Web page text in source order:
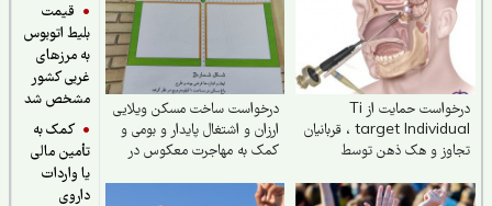
قیمت
بلیط اتوبوس
به مرزهای
غربی کشور
مشخص شد
کمک به
تأمین مالی
یا واردات
درخواست حمایت از Ti
target Individual ، قربانیان
و هک ذهن توسط
درخواست ساخت مسکن ویلایی
ارزان و اشتغال پایدار و بومی و
کمک به مهاجرت معکوس در